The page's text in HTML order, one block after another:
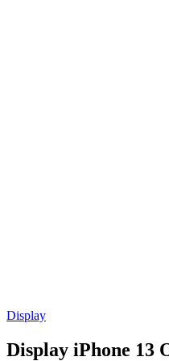
Display
Display iPhone 13